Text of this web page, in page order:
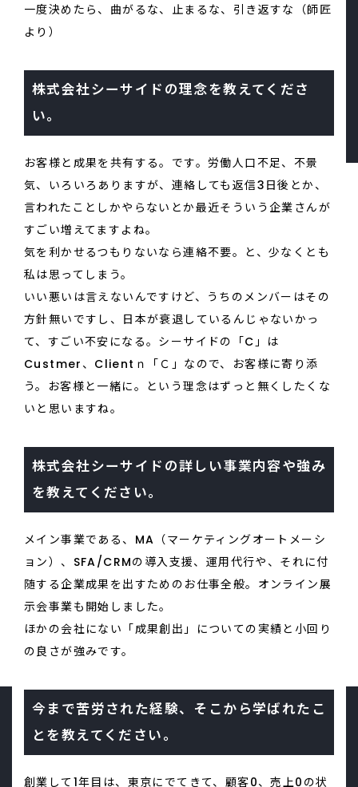
一度決めたら、曲がるな、止まるな、引き返すな（師匠
より）
株式会社シーサイドの理念を教えてくださ
い。
お客様と成果を共有する。です。労働人口不足、不景
気、いろいろありますが、連絡しても返信3日後とか、
言われたことしかやらないとか最近そういう企業さんが
すごい増えてますよね。
気を利かせるつもりないなら連絡不要。と、少なくとも
私は思ってしまう。
いい悪いは言えないんですけど、うちのメンバーはその
方針無いですし、日本が衰退しているんじゃないかっ
て、すごい不安になる。シーサイドの「C」は
Custmer、Clientｎ「Ｃ」なので、お客様に寄り添
う。お客様と一緒に。という理念はずっと無くしたくな
いと思いますね。
株式会社シーサイドの詳しい事業内容や強み
を教えてください。
メイン事業である、MA（マーケティングオートメーシ
ョン）、SFA/CRMの導入支援、運用代行や、それに付
随する企業成果を出すためのお仕事全般。オンライン展
示会事業も開始しました。
ほかの会社にない「成果創出」についての実績と小回り
の良さが強みです。
今まで苦労された経験、そこから学ばれたこ
とを教えてください。
創業して1年目は、東京にでてきて、顧客0、売上0の状